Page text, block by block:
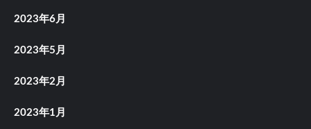
2023年6月
2023年5月
2023年2月
2023年1月